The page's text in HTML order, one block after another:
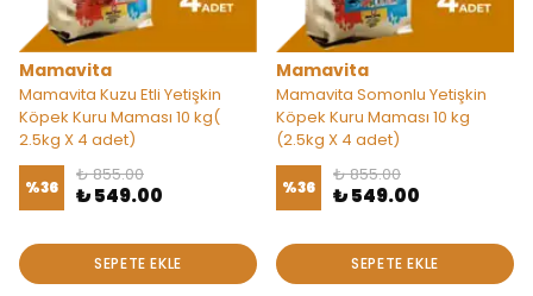
Mamavita
Mamavita Kuzu Etli Yetişkin
Köpek Kuru Maması 10 kg(
2.5kg X 4 adet)
%36
₺ 855.00
₺ 549.00
SEPETE EKLE
Mamavita
Mamavita Somonlu Yetişkin
Köpek Kuru Maması 10 kg
(2.5kg X 4 adet)
%36
₺ 855.00
₺ 549.00
SEPETE EKLE